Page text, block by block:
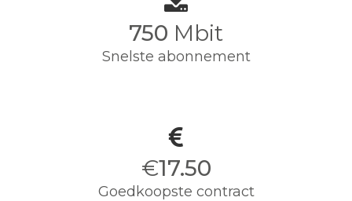
750 Mbit
Snelste abonnement
€17.50
Goedkoopste contract